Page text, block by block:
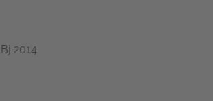
2014